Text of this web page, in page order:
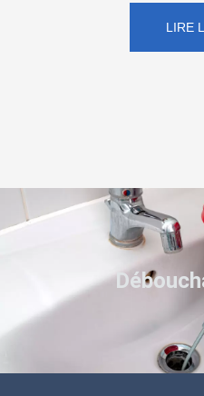
LIRE